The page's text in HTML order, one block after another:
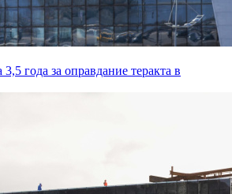
года за оправдание теракта в